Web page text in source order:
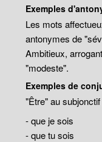
Exemples
Les mots
antonymes de
Ambitieux,
"modeste".
Exemples de
"Être" au
- que je sois
- que tu sois